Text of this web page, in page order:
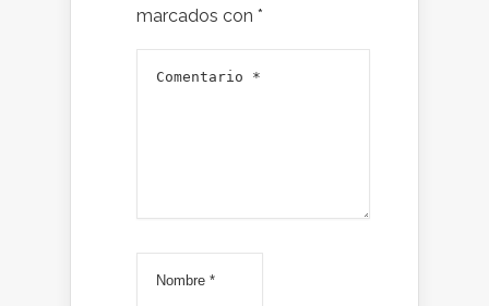
marcados con *